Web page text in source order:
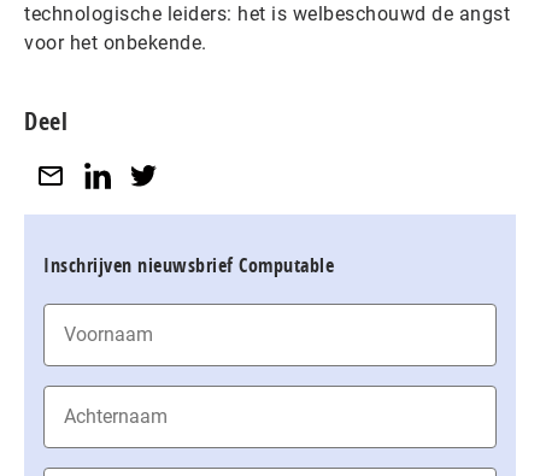
technologische leiders: het is welbeschouwd de angst
voor het onbekende.
Deel
Inschrijven nieuwsbrief Computable